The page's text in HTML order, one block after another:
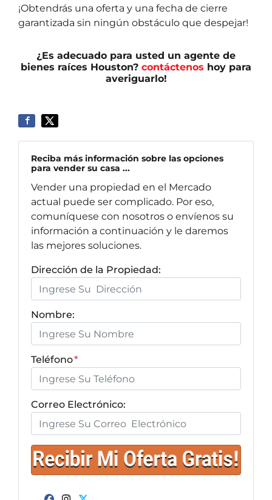
¡Obtendrás una oferta y una fecha de cierre
garantizada sin ningún obstáculo que despejar!
¿Es adecuado para usted un agente de
bienes raíces Houston? contáctenos hoy para
averiguarlo!
Reciba más información sobre las opciones
para vender su casa ...
Vender una propiedad en el Mercado
actual puede ser complicado. Por eso,
comuníquese con nosotros o envíenos su
información a continuación y le daremos
las mejores soluciones.
Dirección de la Propiedad:
Nombre:
Teléfono*
Correo Electrónico: